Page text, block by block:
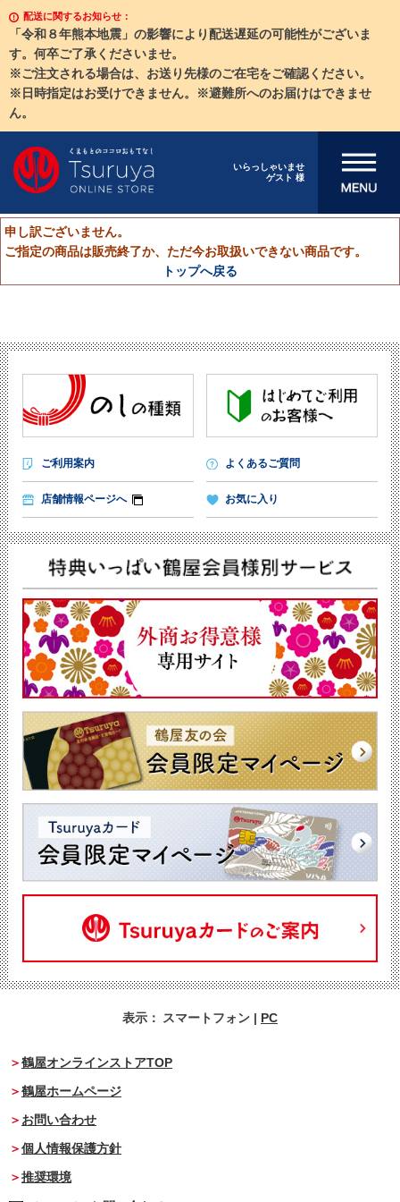
配送に関するお知らせ：
「令和８年熊本地震」の影響により配送遅延の可能性がございま
す。何卒ご了承くださいませ。
※ご注文される場合は、お送り先様のご在宅をご確認ください。
※日時指定はお受けできません。※避難所へのお届けはできませ
ん。
いらっしゃいませ
ゲスト 様
メニューを開
申し訳ございません。
ご指定の商品は販売終了か、ただ今お取扱いできない商品です。
トップへ戻る
ご利用案内 よくあるご質問
店舗情報ページへ お気に入り
表示： スマートフォン | PC
鶴屋オンラインストアTOP
鶴屋ホームページ
お問い合わせ
個人情報保護方針
推奨環境